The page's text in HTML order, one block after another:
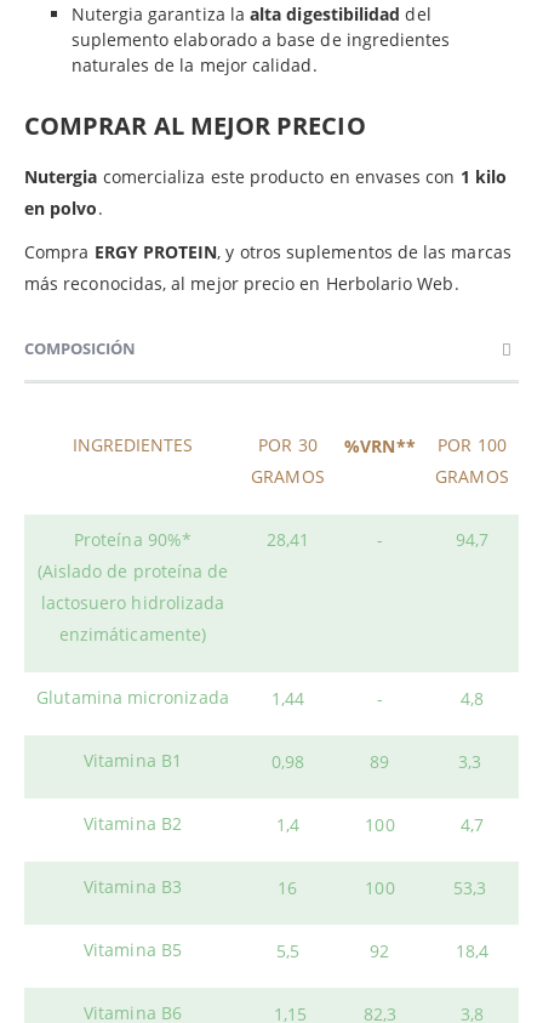
Nutergia garantiza laalta digestibilidad del
suplemento elaborado a base de ingredientes
naturales de la mejor calidad.
COMPRAR AL MEJOR PRECIO
Nutergia comercializa este producto en envases con 1 kilo
en polvo.
Compra ERGY PROTEIN, y otros suplementos de las marcas
más reconocidas, al mejor precio en Herbolario Web.
COMPOSICIÓN
INGREDIENTES
POR 30
GRAMOS
%VRN**
POR 100
GRAMOS
Proteína 90%*
(Aislado de proteína de
lactosuero hidrolizada
enzimáticamente)
28,41 - 94,7
Glutamina micronizada 1,44 - 4,8
Vitamina B1 0,98 89 3,3
Vitamina B2 1,4 100 4,7
Vitamina B3 16 100 53,3
Vitamina B5 5,5 92 18,4
Vitamina B6 1,15 82,3 3,8